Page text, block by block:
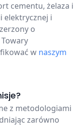
cementu, żelaza i
elektrycznej i
o
w naszym
z metodologiami
zarówno